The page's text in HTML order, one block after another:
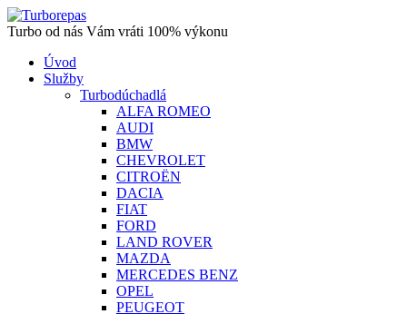
Turbo od nás Vám vráti 100% výkonu
Úvod
Služby
Turbodúchadlá
ALFA ROMEO
AUDI
BMW
CHEVROLET
CITROËN
DACIA
FIAT
FORD
LAND ROVER
MAZDA
MERCEDES BENZ
OPEL
PEUGEOT